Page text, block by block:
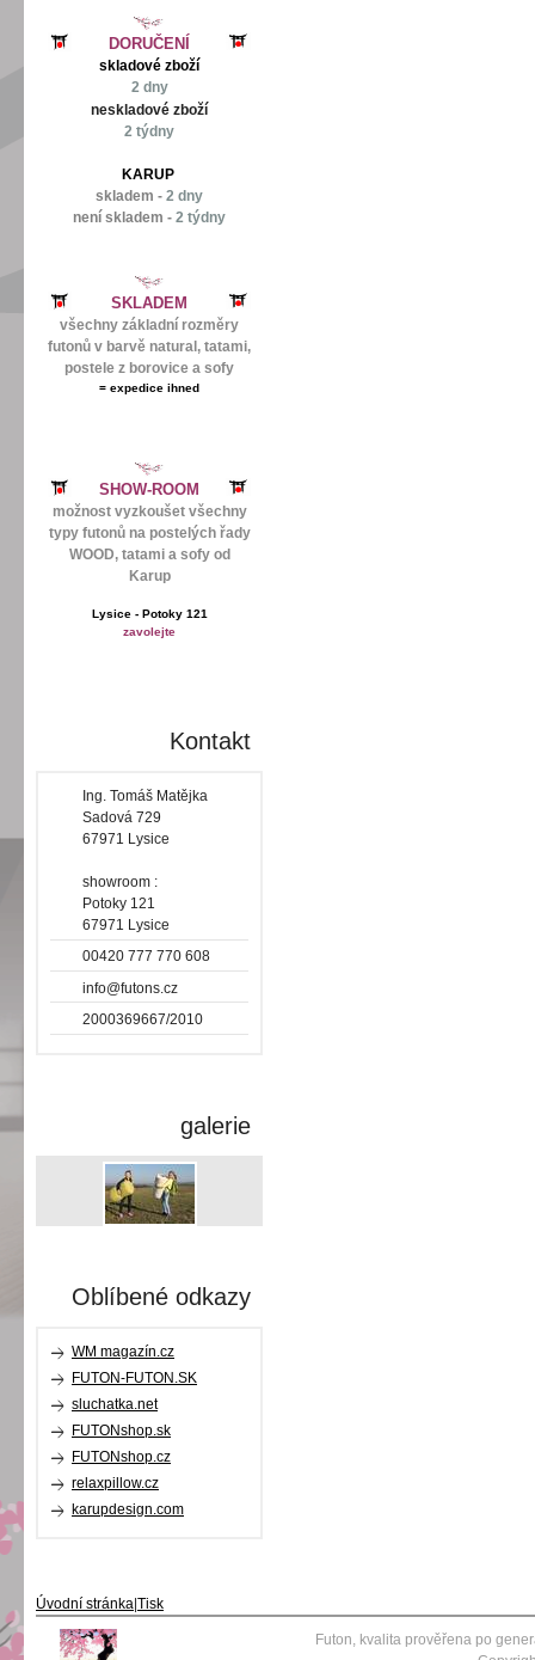
DORUČENÍ
skladové zboží
2 dny
neskladové zboží
2 týdny
KARUP
skladem - 2 dny
není skladem - 2 týdny
SKLADEM
všechny základní rozměry
futonů v barvě natural, tatami,
postele z borovice a sofy
= expedice ihned
SHOW-ROOM
možnost vyzkoušet všechny
typy futonů na postelých řady
WOOD, tatami a sofy od
Karup
Lysice - Potoky 121
zavolejte
Kontakt
Ing. Tomáš Matějka
Sadová 729
67971 Lysice
showroom :
Potoky 121
67971 Lysice
00420 777 770 608
info@futons.cz
2000369667/2010
galerie
Oblíbené odkazy
WM magazín.cz
FUTON-FUTON.SK
sluchatka.net
FUTONshop.sk
FUTONshop.cz
relaxpillow.cz
karupdesign.com
Úvodní stránka|Tisk
Futon, kvalita prověřena po